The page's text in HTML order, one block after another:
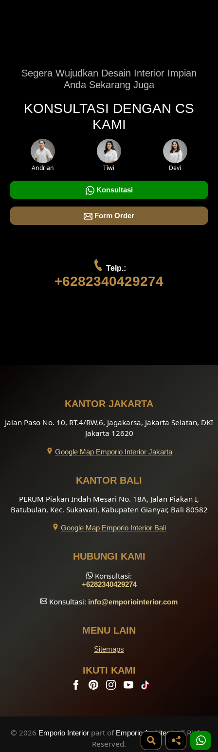
Segera Wujudkan Desain Interior Impian
Anda Sekarang Juga
KONSULTASI DENGAN CS
KAMI
Andrian Tiwi Devi
Konsultasi
Form Order
Telp.:
+6282340429274
KANTOR JAKARTA
Jalan Paso No. 10, RT.4/RW.6, Jagakarsa, Jakarta Selatan, DKI
Jakarta 12620
Google Map Emporio Interior Jakarta
KANTOR BALI
PERUM Piakan Indah Mesari No. 18A, Jalan Piakan I,
Batubulan, Kec. Sukawati, Kabupaten Gianyar, Bali 80582
Google Map Emporio Interior Bali
HUBUNGI KAMI
Konsultasi:
+6282340429274
Konsultasi: info@emporiointerior.com
MENU LAIN
Sitemaps
IKUTI KAMI
© 2026 Emporio Interiorpart of Emporio Architect. All Rights
Reserved.